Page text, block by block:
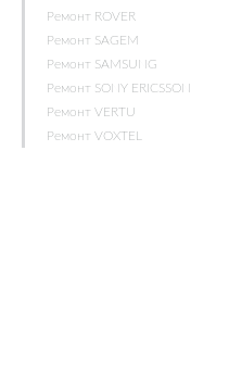
Ремонт ROVER
Ремонт SAGEM
Ремонт SAMSUNG
Ремонт SONY ERICSSON
Ремонт VERTU
Ремонт VOXTEL